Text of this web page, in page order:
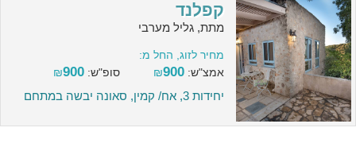
קפלנד
מתת, גליל מערבי
מחיר לזוג, החל מ:
אמצ"ש:
₪900 סופ"ש: ₪900
יחידות 3, אח/ קמין, סאונה יבשה במתחם